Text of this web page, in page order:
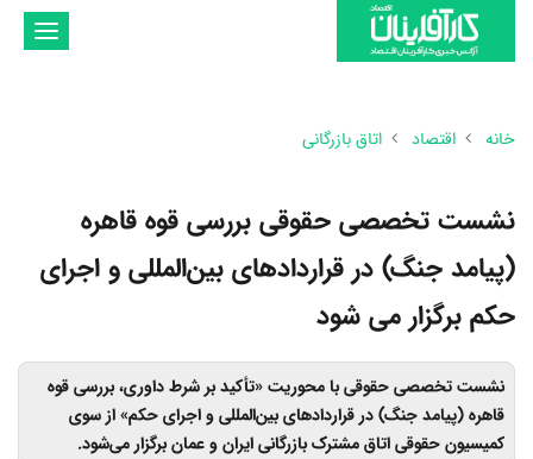
تغییر
خانه
اقتصاد اتاق بازرگانی
نشست تخصصی حقوقی بررسی قوه قاهره
(پیامد جنگ) در قراردادهای بین‌المللی و اجرای
حکم برگزار می شود
نشست تخصصی حقوقی با محوریت «تأکید بر شرط داوری، بررسی قوه
قاهره (پیامد جنگ) در قراردادهای بین‌المللی و اجرای حکم» از سوی
کمیسیون حقوقی اتاق مشترک بازرگانی ایران و عمان برگزار می‌شود.